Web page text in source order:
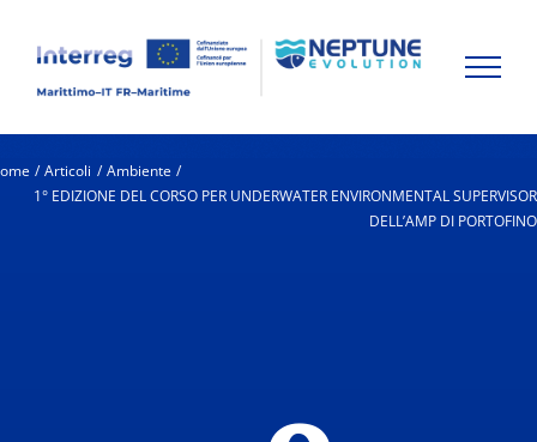
content
Articoli
Ambiente
1° EDIZIONE DEL CORSO PER UNDERWATER ENVIRONMENTAL SUPERVISOR
DELL’AMP DI PORTOFINO